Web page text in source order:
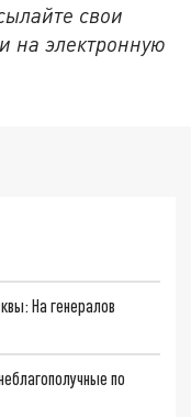
свои
на электронную
На генералов
по